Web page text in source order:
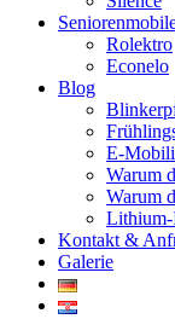
Rolektro
Econelo
Blog
E-
Warum
Warum
Lithium-
Kontakt &
Galerie